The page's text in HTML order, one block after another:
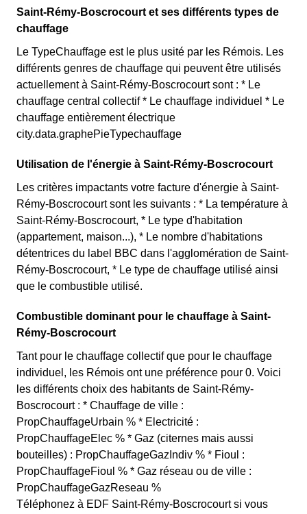
Saint-Rémy-Boscrocourt et ses différents types de
chauffage
Le TypeChauffage est le plus usité par les Rémois. Les
différents genres de chauffage qui peuvent être utilisés
actuellement à Saint-Rémy-Boscrocourt sont : * Le
chauffage central collectif * Le chauffage individuel * Le
chauffage entièrement électrique
city.data.graphePieTypechauffage
Utilisation de l'énergie à Saint-Rémy-Boscrocourt
Les critères impactants votre facture d'énergie à Saint-
Rémy-Boscrocourt sont les suivants : * La température à
Saint-Rémy-Boscrocourt, * Le type d'habitation
(appartement, maison...), * Le nombre d'habitations
détentrices du label BBC dans l'agglomération de Saint-
Rémy-Boscrocourt, * Le type de chauffage utilisé ainsi
que le combustible utilisé.
Combustible dominant pour le chauffage à Saint-
Rémy-Boscrocourt
Tant pour le chauffage collectif que pour le chauffage
individuel, les Rémois ont une préférence pour 0. Voici
les différents choix des habitants de Saint-Rémy-
Boscrocourt : * Chauffage de ville :
PropChauffageUrbain % * Electricité :
PropChauffageElec % * Gaz (citernes mais aussi
bouteilles) : PropChauffageGazIndiv % * Fioul :
PropChauffageFioul % * Gaz réseau ou de ville :
PropChauffageGazReseau %
Téléphonez à EDF Saint-Rémy-Boscrocourt si vous